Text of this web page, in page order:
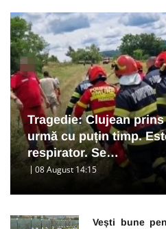
Tragedie: Clujean
urmă cu puțin timp.
respirator. Se…
08 August 14:15
Vești bune